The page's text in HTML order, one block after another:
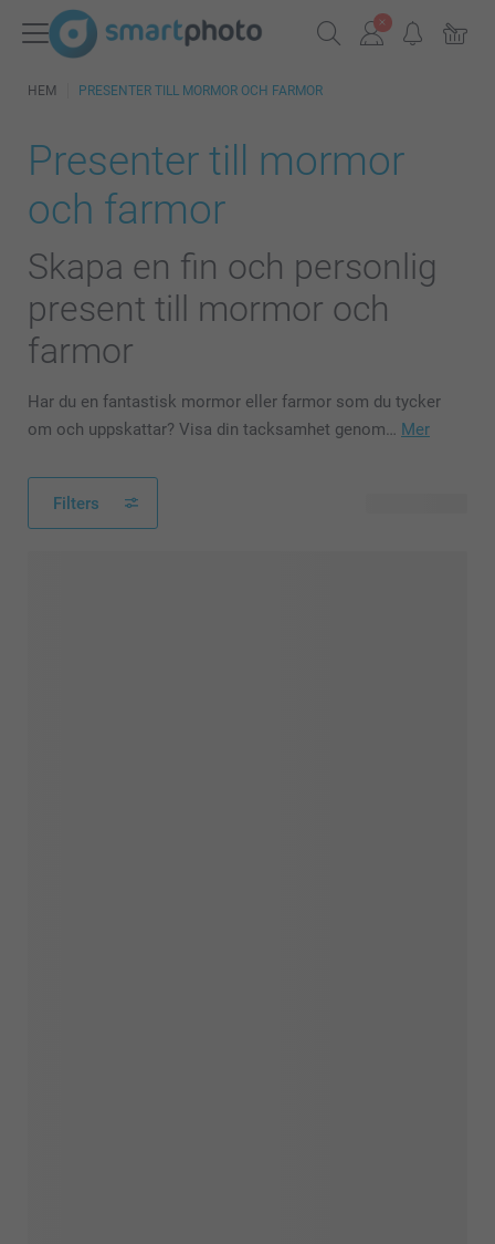
HEM PRESENTER TILL MORMOR OCH FARMOR
Presenter till mormor
och farmor
Skapa en fin och personlig
present till mormor och
farmor
Har du en fantastisk mormor eller farmor som du tycker
om och uppskattar? Visa din tacksamhet genom… Mer
Filters